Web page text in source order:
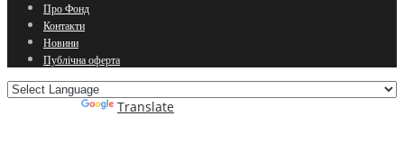
Про Фонд
Контакти
Новини
Публічна оферта
Translate